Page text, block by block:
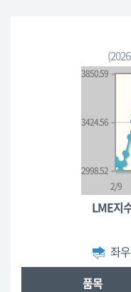
2/9
2998.52
3424.56
3850.59
LME지
좌
품목